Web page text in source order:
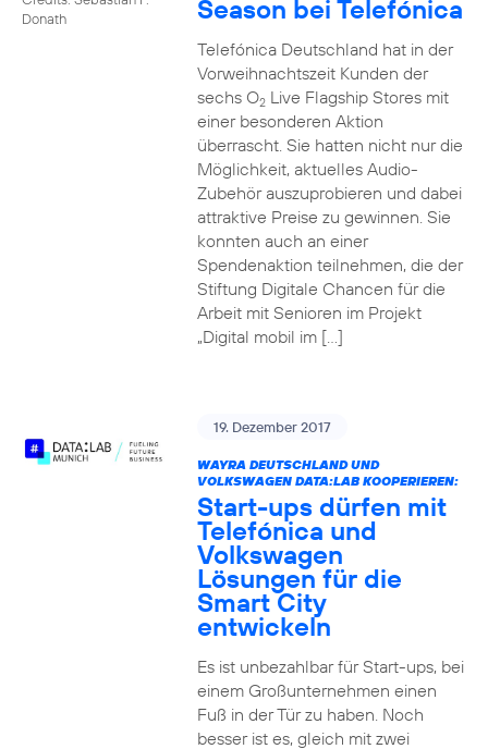
Donath
Season bei Telefónica
Telefónica Deutschland hat in der
Vorweihnachtszeit Kunden der
sechs O2Live Flagship Stores mit
einer besonderen Aktion
überrascht. Sie hatten nicht nur die
Möglichkeit, aktuelles Audio-
Zubehör auszuprobieren und dabei
attraktive Preise zu gewinnen. Sie
konnten auch an einer
Spendenaktion teilnehmen, die der
Stiftung Digitale Chancen für die
Arbeit mit Senioren im Projekt
„Digital mobil im […]
19. Dezember 2017
WAYRA DEUTSCHLAND UND
VOLKSWAGEN DATA:LAB KOOPERIEREN:
Start-ups dürfen mit
Telefónica und
Volkswagen
Lösungen für die
Smart City
entwickeln
Es ist unbezahlbar für Start-ups, bei
einem Großunternehmen einen
Fuß in der Tür zu haben. Noch
besser ist es, gleich mit zwei